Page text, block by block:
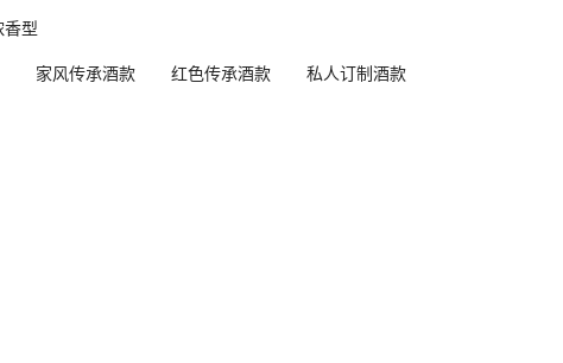
香型
家风传承酒款 红色传承酒款 私人订制酒款